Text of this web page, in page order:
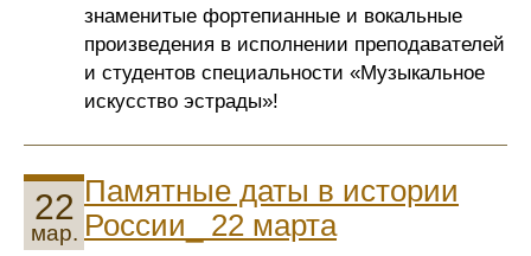
знаменитые фортепианные и вокальные
произведения в исполнении преподавателей
и студентов специальности «Музыкальное
искусство эстрады»!
22
мар.
Памятные даты в истории
России_ 22 марта